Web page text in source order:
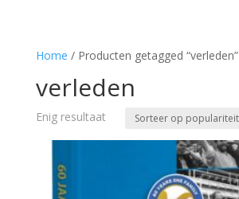
Home / Producten getagged “verleden”
verleden
Enig resultaat